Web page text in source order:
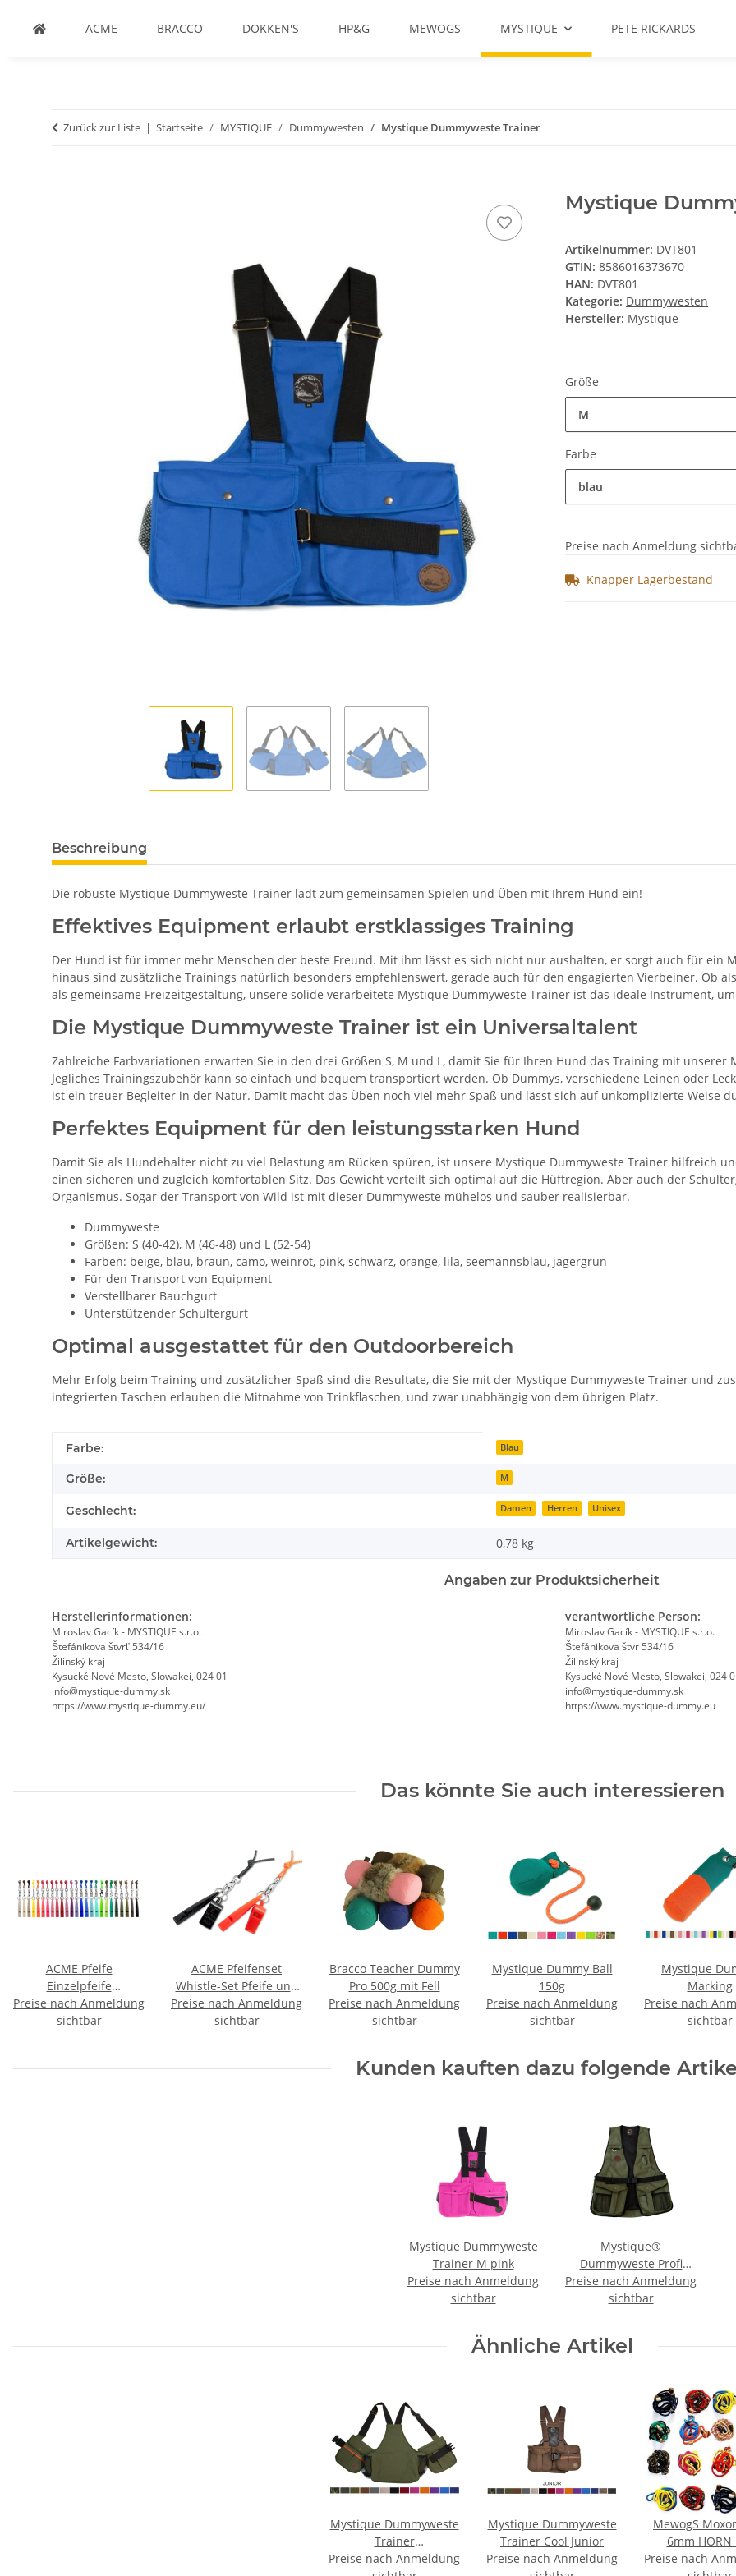
ACME BRACCO DOKKEN'S HP&G MEWOGS MYSTIQUE PETE RICKARDS
Zurück zur Liste Startseite MYSTIQUE Dummywesten Mystique Dummyweste Trainer
Mystique
Artikelnummer: DVT801
GTIN: 8586016373670
HAN: DVT801
Kategorie: Dummywesten
Hersteller: Mystique
Größe
M
Farbe
blau
Preise nach Anmeldung
Knapper Lagerbestand
Beschreibung
Die robuste Mystique Dummyweste Trainer lädt zum gemeinsamen Spielen und Üben mit Ihrem Hund ein!
Effektives Equipment erlaubt erstklassiges Training
Der Hund ist für immer mehr Menschen der beste Freund. Mit ihm lässt es sich nicht nur aushalten, er sorgt auch für ein
hinaus sind zusätzliche Trainings natürlich besonders empfehlenswert, gerade auch für den engagierten Vierbeiner. Ob
als gemeinsame Freizeitgestaltung, unsere solide verarbeitete Mystique Dummyweste Trainer ist das ideale Instrument,
Die Mystique Dummyweste Trainer ist ein Universaltalent
Zahlreiche Farbvariationen erwarten Sie in den drei Größen S, M und L, damit Sie für Ihren Hund das Training mit unserer
Jegliches Trainingszubehör kann so einfach und bequem transportiert werden. Ob Dummys, verschiedene Leinen oder
ist ein treuer Begleiter in der Natur. Damit macht das Üben noch viel mehr Spaß und lässt sich auf unkomplizierte Weise
Perfektes Equipment für den leistungsstarken Hund
Damit Sie als Hundehalter nicht zu viel Belastung am Rücken spüren, ist unsere Mystique Dummyweste Trainer hilfreich
einen sicheren und zugleich komfortablen Sitz. Das Gewicht verteilt sich optimal auf die Hüftregion. Aber auch der
Organismus. Sogar der Transport von Wild ist mit dieser Dummyweste mühelos und sauber realisierbar.
Dummyweste
Größen: S (40-42), M (46-48) und L (52-54)
Farben: beige, blau, braun, camo, weinrot, pink, schwarz, orange, lila, seemannsblau, jägergrün
Für den Transport von Equipment
Verstellbarer Bauchgurt
Unterstützender Schultergurt
Optimal ausgestattet für den Outdoorbereich
Mehr Erfolg beim Training und zusätzlicher Spaß sind die Resultate, die Sie mit der Mystique Dummyweste Trainer und
integrierten Taschen erlauben die Mitnahme von Trinkflaschen, und zwar unabhängig von dem übrigen Platz.
Produkteigenschaft
Wert
Farbe: Blau
Größe: M
Geschlecht: Damen Herren Unisex
Artikelgewicht: 0,78 kg
Angaben zur Produktsicherheit
Herstellerinformationen:
Miroslav Gacík - MYSTIQUE s.r.o.
Štefánikova štvrť 534/16
Žilinský kraj
Kysucké Nové Mesto, Slowakei, 024 01
info@mystique-dummy.sk
https://www.mystique-dummy.eu/
verantwortliche Person:
Miroslav Gacík - MYSTIQUE s.r.o.
Štefánikova štvr 534/16
Žilinský kraj
Kysucké Nové Mesto, Slowakei, 024
info@mystique-dummy.sk
https://www.mystique-dummy.eu
Das könnte Sie auch interessieren
ACME Pfeife
Einzelpfeife
Hundepfeife 210 - 210,5
- 211,5 - 212
Preise nach Anmeldung
sichtbar
ACME Pfeifenset
Whistle-Set Pfeife und
Triller Hundepfeife +
Pfeifenband
Preise nach Anmeldung
sichtbar
Bracco Teacher Dummy
Pro 500g mit Fell
Preise nach Anmeldung
sichtbar
Mystique Dummy Ball
150g
Preise nach Anmeldung
sichtbar
Mystique
Marking
Preise nach
sichtbar
Kunden kauften dazu folgende
Mystique Dummyweste
Trainer M pink
Preise nach Anmeldung
sichtbar
Mystique®
Dummyweste Profi
khaki M
Preise nach Anmeldung
sichtbar
Ähnliche Artikel
Mystique Dummyweste
Trainer
Kunstoffverschluss
Preise nach Anmeldung
Mystique Dummyweste
Trainer Cool Junior
Preise nach Anmeldung
MewogS
6mm
Preise nach